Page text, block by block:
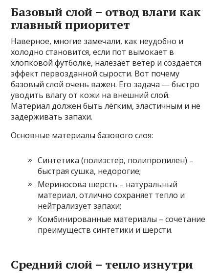
Базовый слой – отвод влаги как
главный приоритет
Наверное, многие замечали, как неудобно и
холодно становится, если пот вымокает в
хлопковой футболке, налезает ветер и создаётся
эффект первозданной сырости. Вот почему
базовый слой очень важен. Его задача — быстро
уводить влагу от кожи на внешний слой.
Материал должен быть лёгким, эластичным и не
задерживать запахи.
Основные материалы базового слоя:
Синтетика (полиэстер, полипропилен) –
быстрая сушка, недорогие;
Мериносова шерсть – натуральный
материал, отлично сохраняет тепло и
нейтрализует запахи;
Комбинированные материалы – сочетание
преимуществ синтетики и шерсти.
Средний слой – тепло изнутри